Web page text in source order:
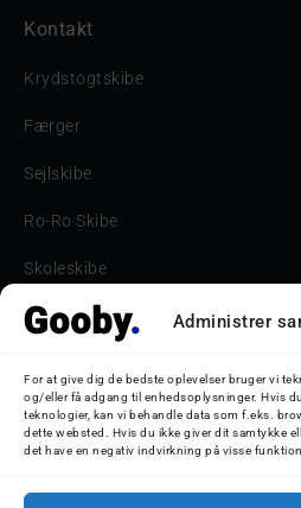
Administrer
For at give dig de bedste oplevelser bruger vi
og/eller få adgang til enhedsoplysninger. Hvis
teknologier, kan vi behandle data som f.eks.
dette websted. Hvis du ikke giver dit samtykke
det have en negativ indvirkning på visse
Kontakt
Krydstogtskibe
Færger
Sejlskibe
Ro-Ro Skibe
Skoleskibe
Havne & Turbåde samt
Bilskib
Storebæltsbroen